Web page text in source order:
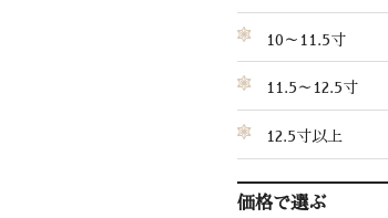
10～11.5寸
11.5～12.5寸
12.5寸以上
価格で選ぶ